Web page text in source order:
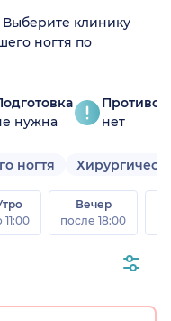
Выберите клинику
ногтя по
нужна
нет
ногтя
11:00
Вечер
после 18:00